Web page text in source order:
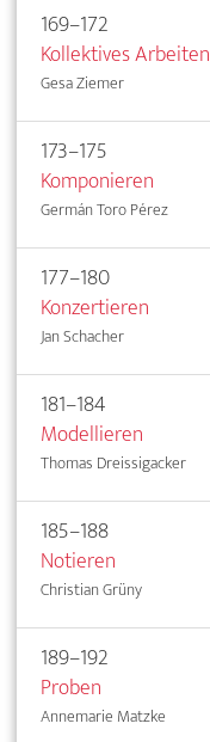
169–172
Kollektives Arbeiten
Gesa Ziemer
173–175
Komponieren
Germán Toro Pérez
177–180
Konzertieren
Jan Schacher
181–184
Modellieren
Thomas Dreissigacker
185–188
Notieren
Christian Grüny
189–192
Proben
Annemarie Matzke